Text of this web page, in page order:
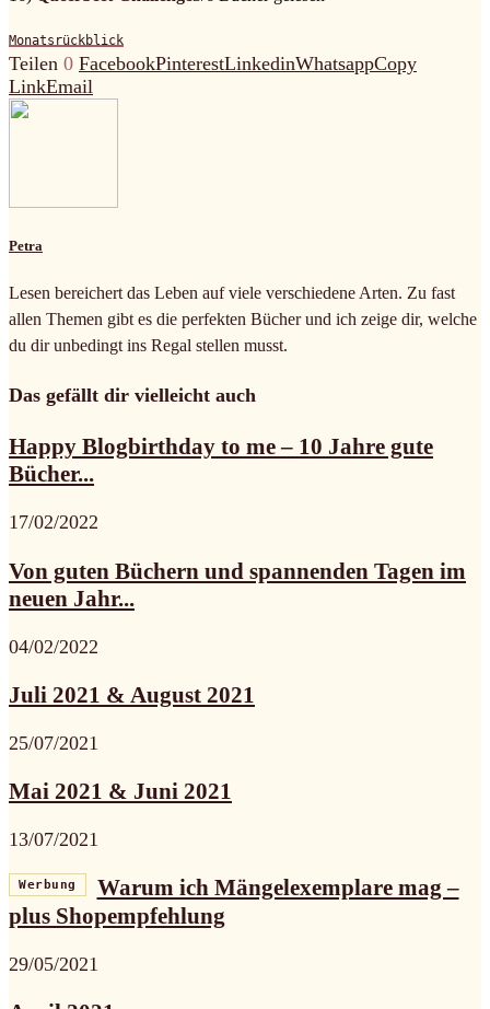
Monatsrückblick
Teilen 0 FacebookPinterestLinkedinWhatsappCopy
LinkEmail
Petra
Lesen bereichert das Leben auf viele verschiedene Arten. Zu fast
allen Themen gibt es die perfekten Bücher und ich zeige dir, welche
du dir unbedingt ins Regal stellen musst.
Das gefällt dir vielleicht auch
Happy Blogbirthday to me – 10 Jahre gute
Bücher...
17/02/2022
Von guten Büchern und spannenden Tagen im
neuen Jahr...
04/02/2022
Juli 2021 & August 2021
25/07/2021
Mai 2021 & Juni 2021
13/07/2021
Werbung
Warum ich Mängelexemplare mag –
plus Shopempfehlung
29/05/2021